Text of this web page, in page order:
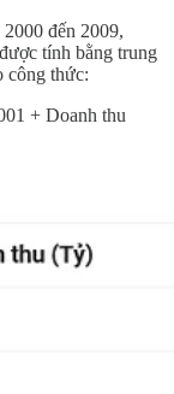
đến 2009,
tính bằng trung
công thức:
+ Doanh thu